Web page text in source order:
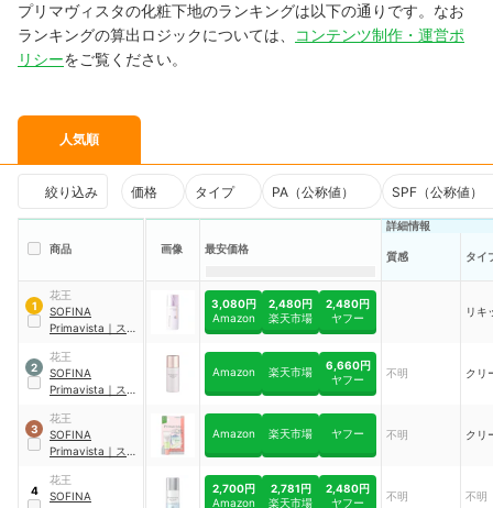
プリマヴィスタの化粧下地のランキングは以下の通りです。なお
ランキングの算出ロジックについては、
コンテンツ制作・運営ポ
リシーをご覧ください。
人気順
絞り込み 価格 タイプ PA（公称値） SPF（公称値）
商品 画像 最安価格
詳細情報
質感 タイ
1
花王
SOFINA
Primavista ｜ スキ
ス
3,080円
Amazon
2,480円
楽天市場
2,480円
ヤフー
リキ
2
花王
SOFINA
Primavista ｜ スキ
ス 皮脂くずれ防止
Amazon 楽天市場
6,660円
ヤフー
不明 クリ
3
花王
SOFINA
Primavista ｜ スキ
ス
Amazon 楽天市場 ヤフー 不明 クリ
4
花王
SOFINA
2,700円
Amazon
2,781円
楽天市場
2,480円
ヤフー
不明 不明